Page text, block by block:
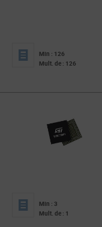
Min : 126
Mult. de : 126
Min : 3
Mult. de : 1